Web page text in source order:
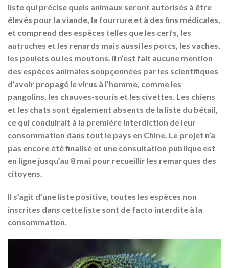
liste qui précise quels animaux seront autorisés à être
élevés pour la viande, la fourrure et à des fins médicales,
et comprend des espèces telles que les cerfs, les
autruches et les renards mais aussi les porcs, les vaches,
les poulets ou les moutons. Il n’est fait aucune mention
des espèces animales soupçonnées par les scientifiques
d’avoir propagé le virus à l’homme, comme les
pangolins, les chauves-souris et les civettes. Les chiens
et les chats sont également absents de la liste du bétail,
ce qui conduirait à la première interdiction de leur
consommation dans tout le pays en Chine. Le projet n’a
pas encore été finalisé et une consultation publique est
en ligne jusqu’au 8 mai pour recueillir les remarques des
citoyens.
Il s’agit d’une liste positive, toutes les espèces non
inscrites dans cette liste sont de facto interdite à la
consommation.